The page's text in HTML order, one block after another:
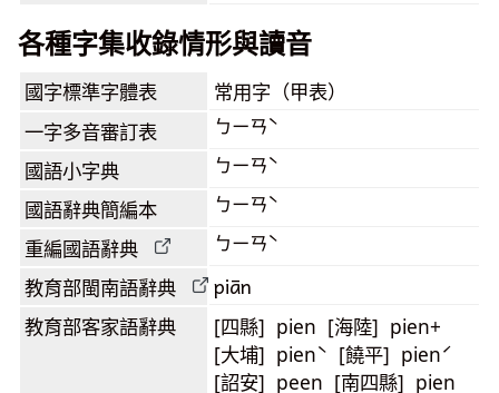
各種字集收錄情形與讀音
國字標準字體表 常用字（甲表）
一字多音審訂表 ㄅㄧㄢˋ
國語小字典 ㄅㄧㄢˋ
國語辭典簡編本 ㄅㄧㄢˋ
重編國語辭典 ㄅㄧㄢˋ
教育部閩南語辭典 piān
教育部客家語辭典
[四縣] pien [海陸] pien+
[大埔] pienˋ [饒平] pienˊ
[詔安] peen [南四縣] pien